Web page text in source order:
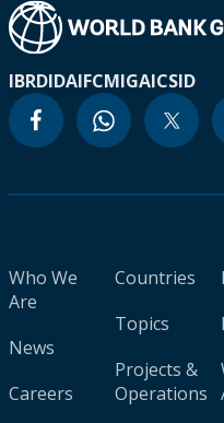
IBRDIDAIFCMIGAICSID
Who We
Are
News
Careers
Countries
Topics
Projects &
Operations